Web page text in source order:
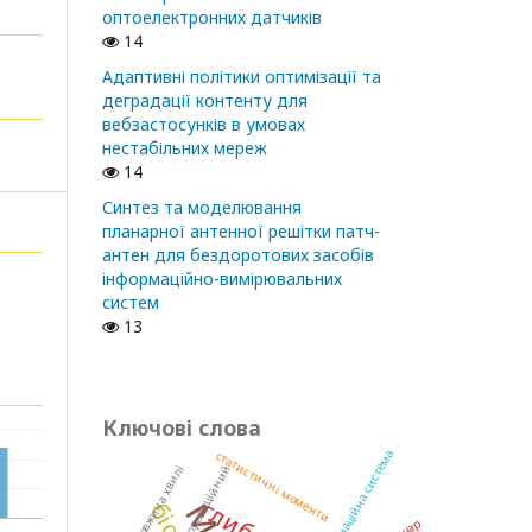
оптоелектронних датчиків
14
Адаптивні політики оптимізації та
деградації контенту для
вебзастосунків в умовах
нестабільних мереж
14
Синтез та моделювання
планарної антенної решітки патч-
антен для бездоротових засобів
інформаційно-вимірювальних
систем
13
Ключові слова
кореляційний
довжина хвилі статистичні моменти